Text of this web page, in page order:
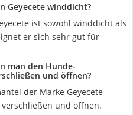
Geyecete winddicht?
ist sowohl winddicht als
er sich sehr gut für
man den Hunde-
und öffnen?
der Marke Geyecete
und öffnen.